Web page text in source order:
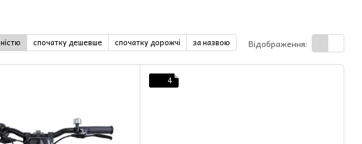
спочатку дешевше спочатку дорожчі за назвою Відображення:
4